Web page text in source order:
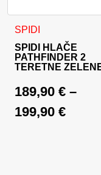
SPIDI
SPIDI HLAČE
PATHFINDER 2
TERETNE
189,90 € –
199,90 €
Ovaj proizvod ima